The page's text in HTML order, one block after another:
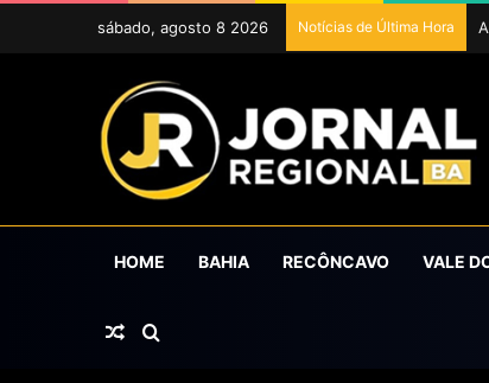
sábado, agosto 8 2026 Notícias de Última Hora
HOME BAHIA RECÔNCAVO VALE
Artigo aleatório
Procurar por